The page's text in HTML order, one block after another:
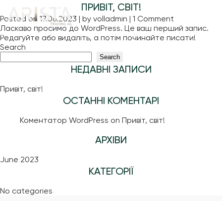
Personal
Data
Processing
Information
ПРИВІТ, СВІТ!
Posted on 17.06.2023 | by volladmin | 1 Comment
Привіт,
світ!
Ласкаво просимо до WordPress. Це ваш перший запис.
Редагуйте або видаліть, а потім починайте писати!
Search
Search
НЕДАВНІ ЗАПИСИ
Привіт, світ!
ОСТАННІ КОМЕНТАРІ
Коментатор WordPress on Привіт, світ!
АРХІВИ
June 2023
КАТЕГОРІЇ
No categories